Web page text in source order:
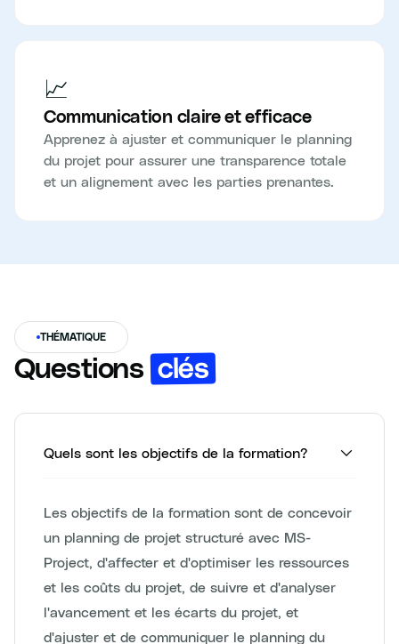
📈
Communication claire et efficace
Apprenez à ajuster et communiquer le planning
du projet pour assurer une transparence totale
et un alignement avec les parties prenantes.
THÉMATIQUE
Questions clés
Quels sont les objectifs de la formation?
Les objectifs de la formation sont de concevoir
un planning de projet structuré avec MS-
Project, d'affecter et d'optimiser les ressources
et les coûts du projet, de suivre et d'analyser
l'avancement et les écarts du projet, et
d'ajuster et de communiquer le planning du